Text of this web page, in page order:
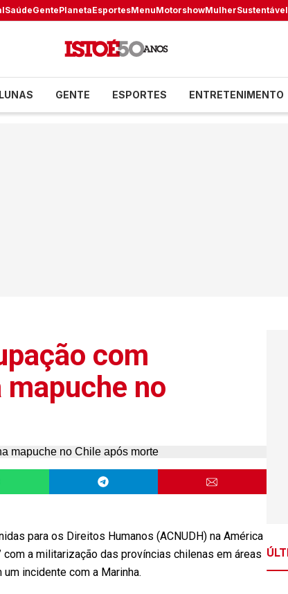
SaúdeGentePlanetaEsportesMenuMotorshowMulherSustentável
GENTE ESPORTES ENTRETENIMENTO
com
mapuche no
para os Direitos Humanos (ACNUDH) na América
a militarização das províncias chilenas em áreas
incidente com a Marinha.